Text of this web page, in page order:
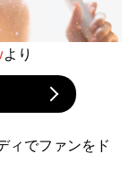
より
ィでファンをド